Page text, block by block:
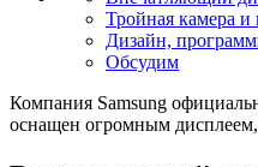
Тройная камера и
Дизайн,
Обсудим
Компания Samsung
оснащен огромным